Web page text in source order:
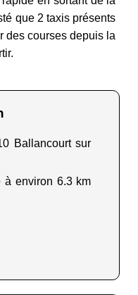
que 2 taxis présents
des courses depuis la
Ballancourt sur
à environ 6.3 km